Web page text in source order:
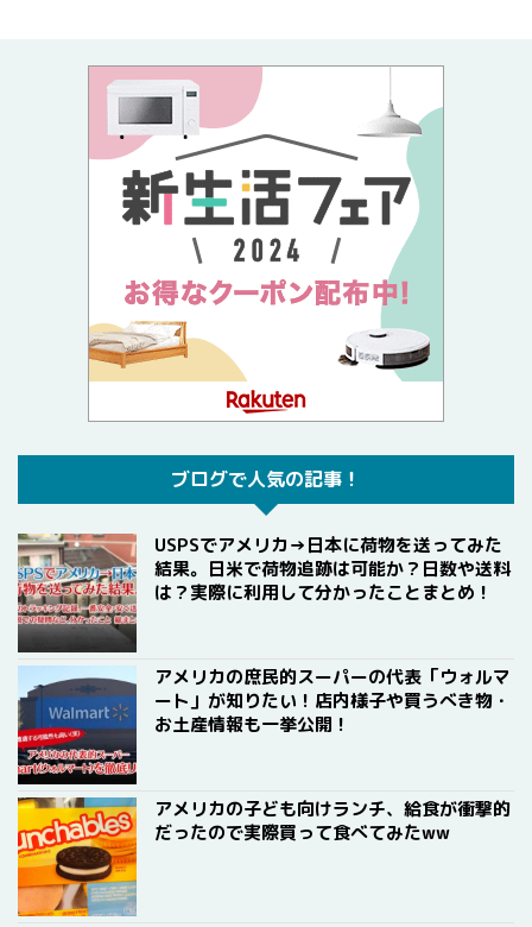
ブログで人気の記事！
USPSでアメリカ→日本に荷物を送ってみた
結果。日米で荷物追跡は可能か？日数や送料
は？実際に利用して分かったことまとめ！
アメリカの庶民的スーパーの代表「ウォルマ
ート」が知りたい！店内様子や買うべき物・
お土産情報も一挙公開！
アメリカの子ども向けランチ、給食が衝撃的
だったので実際買って食べてみたww